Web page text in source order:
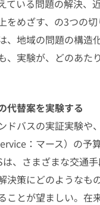
ている問題の解決、
をめざす、の3つの
、地域の問題の構造
、実験が、どのあた
代替案を実験する
バスの実証実験や
：マース）の予
、さまざまな交通
決策にどのようなも
ことが望ましい。在